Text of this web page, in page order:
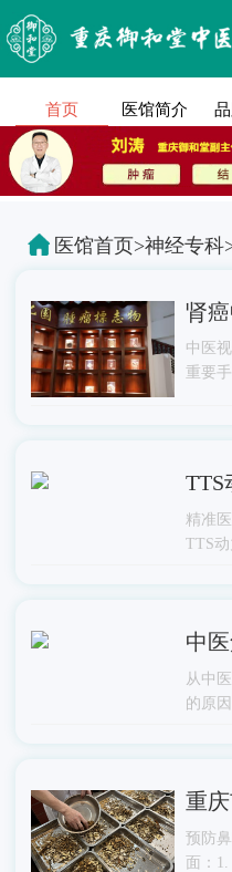
首页 医馆简介
医馆首页>神经专科
肾
中医
重要
TTS
精准
TTS动
中
从中
的原
重
预防
面：1.